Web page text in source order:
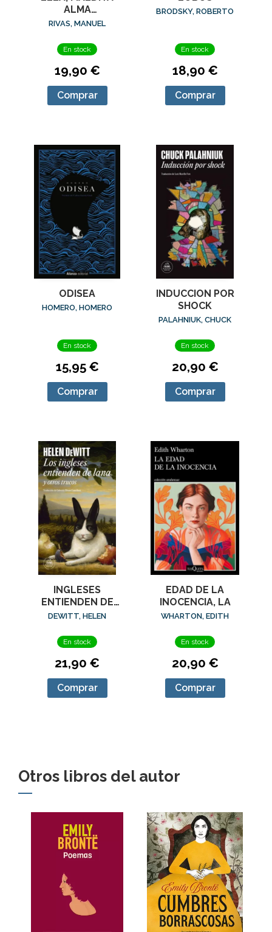
ALMA
(ED.AMPLIADA)
RIVAS, MANUEL
En stock
19,90 €
Comprar
BRODSKY, ROBERTO
En stock
18,90 €
Comprar
ODISEA
HOMERO, HOMERO
En stock
15,95 €
Comprar
INDUCCION POR
SHOCK
PALAHNIUK, CHUCK
En stock
20,90 €
Comprar
INGLESES
ENTIENDEN DE
LANA (Y OTROS
DEWITT, HELEN
En stock
21,90 €
Comprar
EDAD DE LA
INOCENCIA, LA
WHARTON, EDITH
En stock
20,90 €
Comprar
Otros libros del autor